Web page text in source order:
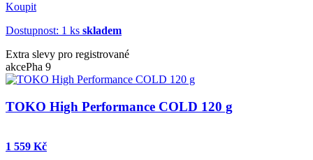
Koupit
Dostupnost: 1 ks skladem
Extra slevy pro registrované
akcePha 9
TOKO High Performance COLD 120 g
1 559 Kč